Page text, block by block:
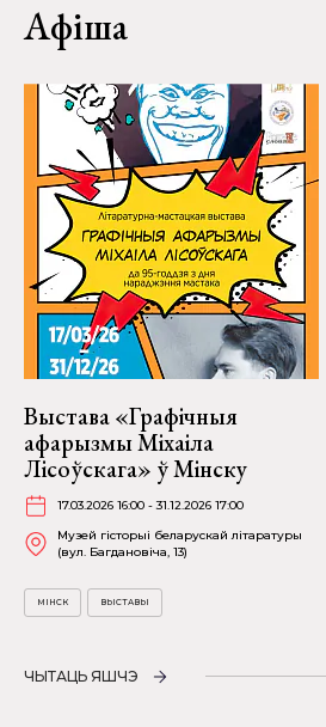
Афіша
Выстава «Графічныя
афарызмы Міхаіла
Лісоўскага» ў Мінску
17.03.2026 16:00 - 31.12.2026 17:00
Музей гісторыі беларускай літаратуры
(вул. Багдановіча, 13)
МІНСК ВЫСТАВЫ
ЧЫТАЦЬ ЯШЧЭ